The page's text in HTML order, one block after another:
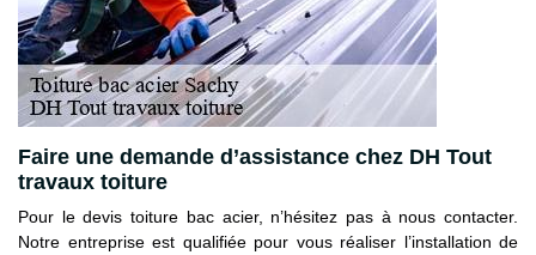
Faire une demande d’assistance chez DH Tout
travaux toiture
Pour le devis toiture bac acier, n’hésitez pas à nous contacter.
Notre entreprise est qualifiée pour vous réaliser l’installation de